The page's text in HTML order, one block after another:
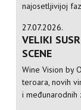
najosetljivijoj
27.07.2026.
VELIKI
SCENE
Wine Vision by
teroara, novih
i međunarodnih